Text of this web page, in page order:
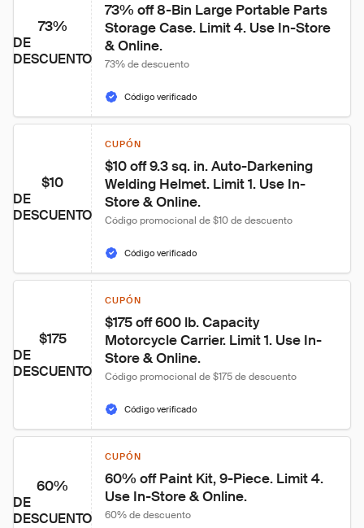
73%
DE
DESCUENTO
73% off 8-Bin Large Portable Parts
Storage Case. Limit 4. Use In-Store
& Online.
73% de descuento
Código verificado
$10
DE
DESCUENTO
CUPÓN
$10 off 9.3 sq. in. Auto-Darkening
Welding Helmet. Limit 1. Use In-
Store & Online.
Código promocional de $10 de descuento
Código verificado
$175
DE
DESCUENTO
CUPÓN
$175 off 600 lb. Capacity
Motorcycle Carrier. Limit 1. Use In-
Store & Online.
Código promocional de $175 de descuento
Código verificado
60%
DE
DESCUENTO
CUPÓN
60% off Paint Kit, 9-Piece. Limit 4.
Use In-Store & Online.
60% de descuento